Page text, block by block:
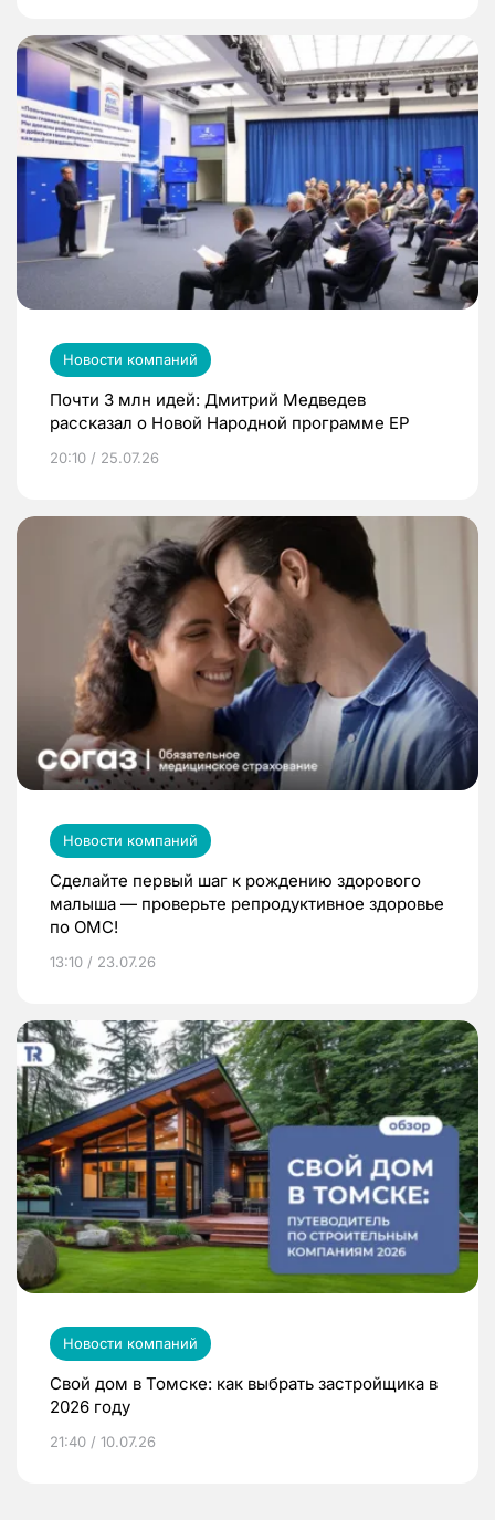
Новости компаний
Почти 3 млн идей: Дмитрий Медведев
рассказал о Новой Народной программе ЕР
20:10 / 25.07.26
Новости компаний
Сделайте первый шаг к рождению здорового
малыша — проверьте репродуктивное здоровье
по ОМС!
13:10 / 23.07.26
Новости компаний
Свой дом в Томске: как выбрать застройщика в
2026 году
21:40 / 10.07.26